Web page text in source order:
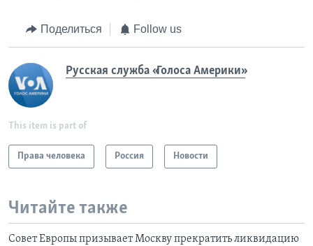
Поделиться Follow us
Русская служба «Голоса Америки»
This item is part of
Права человека Россия Новости
Читайте также
Совет Европы призывает Москву прекратить ликвидацию